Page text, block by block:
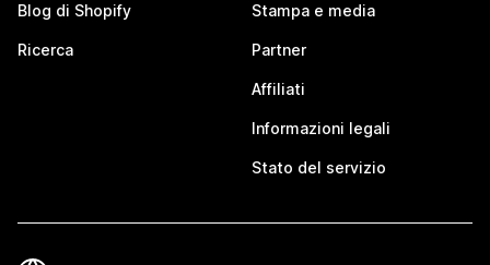
Blog di Shopify
Ricerca
Stampa e media
Partner
Affiliati
Informazioni legali
Stato del servizio